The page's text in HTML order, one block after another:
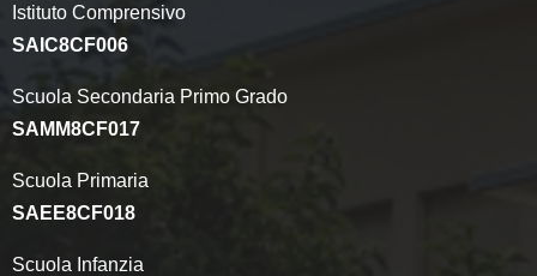
Istituto Comprensivo
SAIC8CF006
Scuola Secondaria Primo Grado
SAMM8CF017
Scuola Primaria
SAEE8CF018
Scuola Infanzia